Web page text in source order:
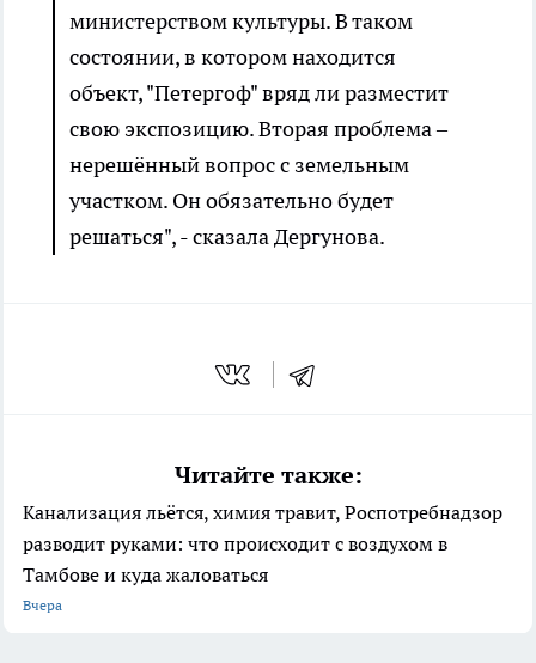
министерством культуры. В таком
состоянии, в котором находится
объект, "Петергоф" вряд ли разместит
свою экспозицию. Вторая проблема –
нерешённый вопрос с земельным
участком. Он обязательно будет
решаться", - сказала Дергунова.
Читайте также:
Канализация льётся, химия травит, Роспотребнадзор
разводит руками: что происходит с воздухом в
Тамбове и куда жаловаться
Вчера